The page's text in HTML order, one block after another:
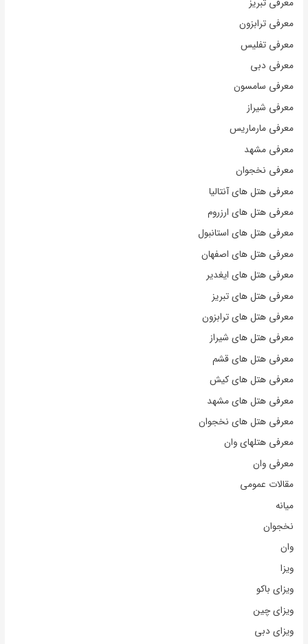
معرفی تبریز
معرفی ترابزون
معرفی تفلیس
معرفی دبی
معرفی سامسون
معرفی شیراز
معرفی مارماریس
معرفی مشهد
معرفی نخجوان
معرفی هتل های آنتالیا
معرفی هتل های ارزروم
معرفی هتل های استانبول
معرفی هتل های اصفهان
معرفی هتل های ایغدیر
معرفی هتل های تبریز
معرفی هتل های ترابزون
معرفی هتل های شیراز
معرفی هتل های قشم
معرفی هتل های کیش
معرفی هتل های مشهد
معرفی هتل های نخجوان
معرفی هتلهای وان
معرفی وان
مقالات عمومی
میانه
نخجوان
وان
ویزا
ویزای باکو
ویزای چین
ویزای دبی